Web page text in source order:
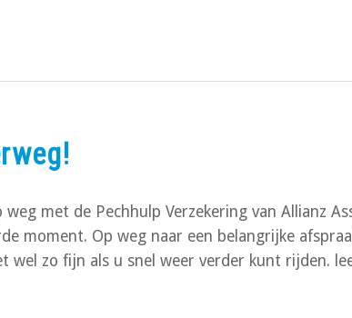
met de Pechhulp Verzekering van Allianz
moment. Op weg naar een belangrijke
wel zo fijn als u snel weer verder kunt